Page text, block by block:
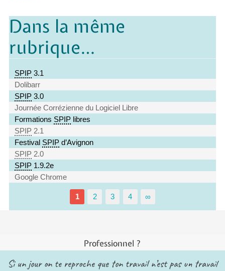
Dans la même
rubrique…
SPIP 3.1
Dolibarr
SPIP 3.0
Journée Corrézienne du Logiciel Libre
Formations SPIP libres
SPIP 2.1
Festival SPIP d’Avignon
SPIP 2.0
SPIP 1.9.2e
Google Chrome
1 2 3 4 ∞
Professionnel ?
Si un jour on te reproche que ton travail n’est pas un travail